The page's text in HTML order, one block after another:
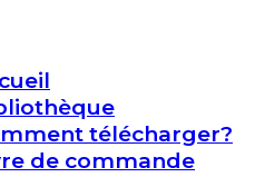
télécharger?
de commande